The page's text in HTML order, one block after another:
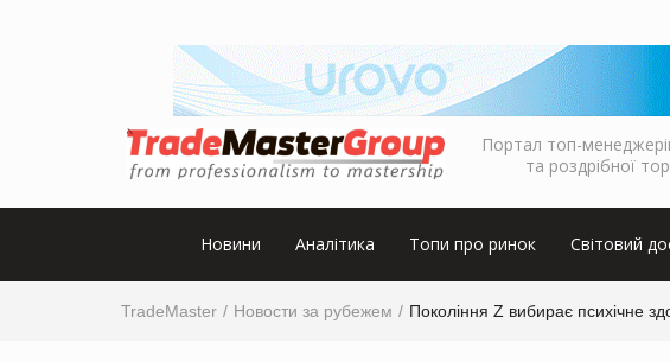
Портал топ-
та роздрібної
Новини Аналітика Топи про ринок Світовий
TradeMaster Новости за рубежем Покоління Z вибирає психічне